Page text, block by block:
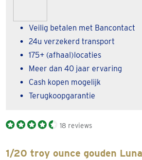
Veilig betalen met Bancontact
24u verzekerd transport
175+ (afhaal)locaties
Meer dan 40 jaar ervaring
Cash kopen mogelijk
Terugkoopgarantie
18 reviews
1/20 troy ounce gouden